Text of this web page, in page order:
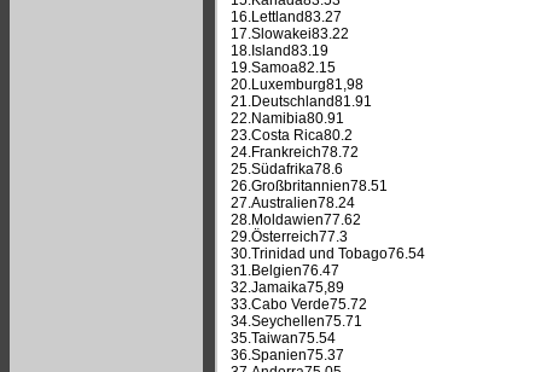
16.Lettland83.27
17.Slowakei83.22
18.Island83.19
19.Samoa82.15
20.Luxemburg81,98
21.Deutschland81.91
22.Namibia80.91
23.Costa Rica80.2
24.Frankreich78.72
25.Südafrika78.6
26.Großbritannien78.51
27.Australien78.24
28.Moldawien77.62
29.Österreich77.3
30.Trinidad und Tobago76.54
31.Belgien76.47
32.Jamaika75,89
33.Cabo Verde75.72
34.Seychellen75.71
35.Taiwan75.54
36.Spanien75.37